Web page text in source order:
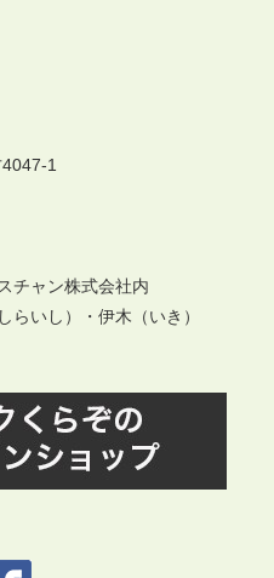
1
チャン株式会社内
いし）・伊木（いき）